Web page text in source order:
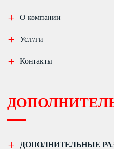
О компании
Услуги
Контакты
ДОПОЛНИТЕЛЬНЫЕ